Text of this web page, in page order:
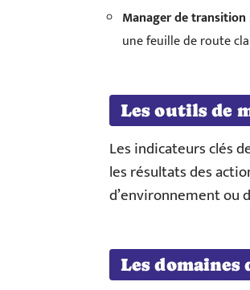
Manager de transition
une feuille de route
Les outils de
Les indicateurs clés
les résultats des
d’environnement ou
Les